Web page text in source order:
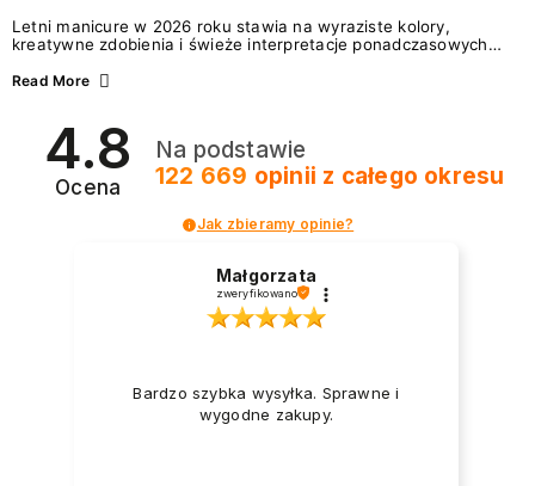
Letni manicure w 2026 roku stawia na wyraziste kolory,
kreatywne zdobienia i świeże interpretacje ponadczasowych
zarówno energetycznych odcieni inspirowanych wakacjami, jak
2026? Znajdź inspirację dla swojego manicure!
Read More
4.8
Ocena
Na podstawie
122 669 opinii z całego okresu
Jak zbieramy opinie?
Małgorzata
zweryfikowano
Bardzo szybka wysyłka. Sprawne i
wygodne zakupy.